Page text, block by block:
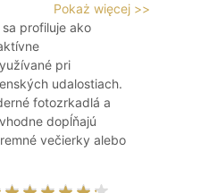
Pokaż więcej >>
profiluje ako
pri
udalostiach.
fotozrkadlá a
dopĺňajú
večierky alebo